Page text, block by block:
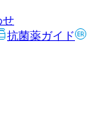
せ
抗菌薬ガイド